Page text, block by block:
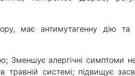
має антимутагенну дію та
Зменшує алергічні симптоми
травній системі; підвищує